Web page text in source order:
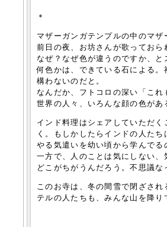
＊
マザーガンガテンプルの中のマ
前日の夜、お坊さんが歌ってお
なぜ？なぜ色が違うのですか、と
何色かは、できている石による
構わないのだと。
なんだか、フトコロの深い「こ
世界の人々、いろんな顔の色が
インド料理はシェアしていただ
く。もしかしたらインドの人た
やる気遣いを幼い頃から学んで
一方で、人のことは気にしない
どこがちがうんだろう。不思議
このお寺は、冬の間雪で閉ざさ
テルの人たちも、みんな山を降り